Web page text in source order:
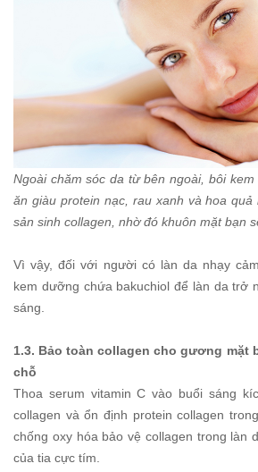
Ngoài chăm sóc da từ bên ngoài, bôi
ăn giàu protein nạc, rau xanh và hoa
sản sinh collagen, nhờ đó khuôn mặt bạn
Vì vậy, đối với người có làn da nhạy
kem dưỡng chứa bakuchiol để làn da trở
sáng.
1.3. Bảo toàn collagen cho gương mặt
chỗ
Thoa serum vitamin C vào buổi sáng
collagen và ổn định protein collagen
chống oxy hóa bảo vệ collagen trong làn
của tia cực tím.